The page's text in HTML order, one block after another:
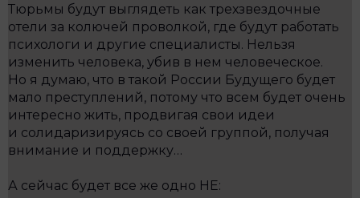
Тюрьмы будут выглядеть как трехзвездочные
отели за колючей проволкой, где будут работать
психологи и другие специалисты. Нельзя
изменить человека, убив в нем человеческое.
Но я думаю, что в такой России Будущего будет
мало преступлений, потому что всем будет очень
интересно жить, продвигая свои идеи
и солидаризируясь со своей группой, получая
внимание и поддержку…
А сейчас будет все же одно НЕ: